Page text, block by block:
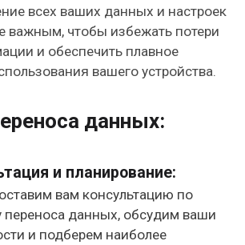
всех ваших данных и настроек
важным, чтобы избежать потери
и обеспечить плавное
вашего устройства.
данных:
и планирование:
вам консультацию по
переноса данных, обсудим ваши
и подберем наиболее